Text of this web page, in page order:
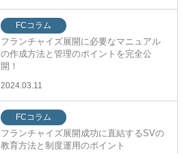
FCコラム
フランチャイズ展開に必要なマニュアル
の作成方法と管理のポイントを完全公
開！
2024.03.11
FCコラム
フランチャイズ展開成功に直結するSVの
教育方法と制度運用のポイント